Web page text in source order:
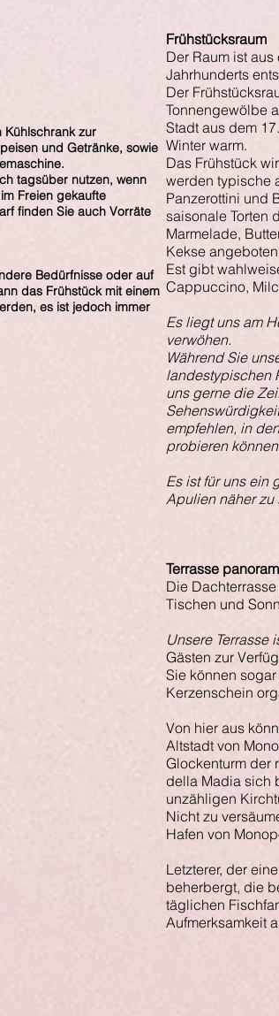
Kühlschrank zur
und Getränke, sowie
tagsüber nutzen, wenn
Freien gekaufte
finden Sie auch Vorräte
Bedürfnisse oder auf
das Frühstück mit einem
es ist jedoch immer
Frühstücksraum
Der Raum ist
Jahrhunderts
Der
Tonnengewölbe
Stadt aus dem
Winter warm.
Das Frühstück
werden typische
Panzerottini und
saisonale Torten
Marmelade,
Kekse
Est gibt
Cappuccino,
Es liegt uns am
verwöhen.
Während Sie
landestypischen
uns gerne die
empfehlen, in
probieren
Es ist für uns ein
Apulien näher zu
Terrasse
Die
Tischen und
Unsere Terrasse
Gästen zur
Sie können
Kerzenschein
Von hier aus
Altstadt von
Glockenturm der
della Madia sich
unzähligen
Nicht zu
Hafen von
Letzterer, der
beherbergt, die
täglichen
Aufmerksamkeit